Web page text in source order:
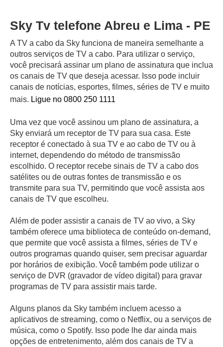
Sky Tv telefone Abreu e Lima - PE
A TV a cabo da Sky funciona de maneira semelhante a
outros serviços de TV a cabo. Para utilizar o serviço,
você precisará assinar um plano de assinatura que inclua
os canais de TV que deseja acessar. Isso pode incluir
canais de notícias, esportes, filmes, séries de TV e muito
mais. Ligue no 0800 250 1111
Uma vez que você assinou um plano de assinatura, a
Sky enviará um receptor de TV para sua casa. Este
receptor é conectado à sua TV e ao cabo de TV ou à
internet, dependendo do método de transmissão
escolhido. O receptor recebe sinais de TV a cabo dos
satélites ou de outras fontes de transmissão e os
transmite para sua TV, permitindo que você assista aos
canais de TV que escolheu.
Além de poder assistir a canais de TV ao vivo, a Sky
também oferece uma biblioteca de conteúdo on-demand,
que permite que você assista a filmes, séries de TV e
outros programas quando quiser, sem precisar aguardar
por horários de exibição. Você também pode utilizar o
serviço de DVR (gravador de vídeo digital) para gravar
programas de TV para assistir mais tarde.
Alguns planos da Sky também incluem acesso a
aplicativos de streaming, como o Netflix, ou a serviços de
música, como o Spotify. Isso pode lhe dar ainda mais
opções de entretenimento, além dos canais de TV a